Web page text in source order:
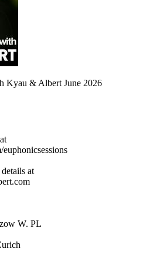
Kyau & Albert June 2026
at
W. PL